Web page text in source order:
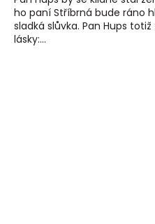
ho paní Stříbrná bude ráno
sladká slůvka. Pan Hups
lásky:...